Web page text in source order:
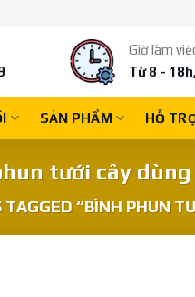
Giờ làm
Từ 8 -
SẢN PHẨM HỖ
tưới cây
TAGGED “BÌNH PHUN